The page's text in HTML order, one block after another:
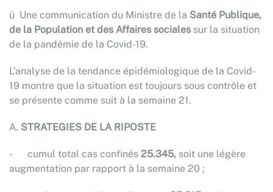
ü Une communication du Ministre de la Santé Publique,
de la Population et des Affaires sociales sur la situation
de la pandémie de la Covid-19.
L’analyse de la tendance épidémiologique de la Covid-
19 montre que la situation est toujours sous contrôle et
se présente comme suit à la semaine 21.
A. STRATEGIES DE LA RIPOSTE
- cumul total cas confinés 25.345, soit une légère
augmentation par rapport à la semaine 20 ;